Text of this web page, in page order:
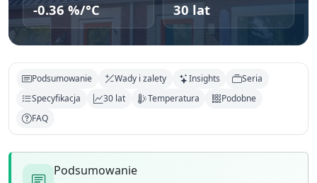
-0.36 %/°C 30 lat
Podsumowanie Wady i zalety Insights
Seria
Specyfikacja
30 lat Temperatura
Podobne
FAQ
Podsumowanie